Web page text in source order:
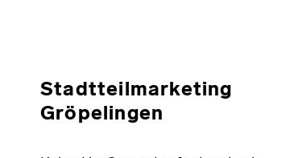
Stadtteilmarketing
Gröpelingen